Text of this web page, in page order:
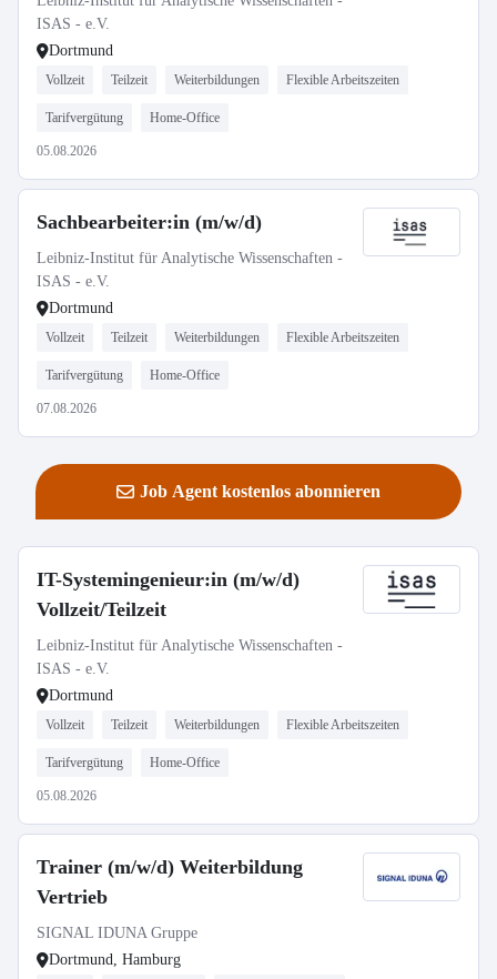
ISAS - e.V.
Dortmund
Vollzeit Teilzeit Weiterbildungen Flexible Arbeitszeiten
Tarifvergütung Home-Office
05.08.2026
Sachbearbeiter:in (m/w/d)
Leibniz-Institut für Analytische Wissenschaften -
ISAS - e.V.
Dortmund
Vollzeit Teilzeit Weiterbildungen Flexible Arbeitszeiten
Tarifvergütung Home-Office
07.08.2026
Job Agent kostenlos abonnieren
IT-Systemingenieur:in (m/w/d)
Vollzeit/Teilzeit
Leibniz-Institut für Analytische Wissenschaften -
ISAS - e.V.
Dortmund
Vollzeit Teilzeit Weiterbildungen Flexible Arbeitszeiten
Tarifvergütung Home-Office
05.08.2026
Trainer (m/w/d) Weiterbildung
Vertrieb
SIGNAL IDUNA Gruppe
Dortmund, Hamburg